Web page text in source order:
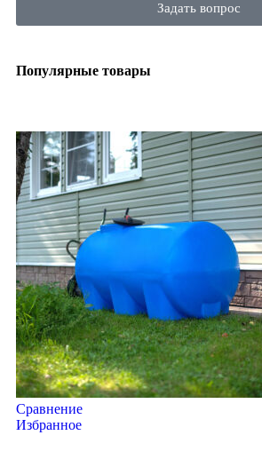
Задать вопрос
Популярные товары
Сравнение
Избранное